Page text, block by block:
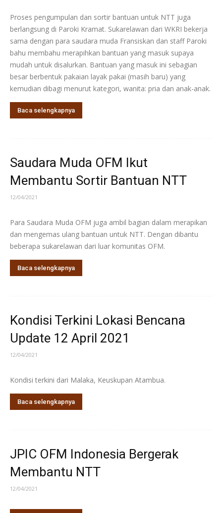
Proses pengumpulan dan sortir bantuan untuk NTT juga
berlangsung di Paroki Kramat. Sukarelawan dari WKRI bekerja
sama dengan para saudara muda Fransiskan dan staff Paroki
bahu membahu merapihkan bantuan yang masuk supaya
mudah untuk disalurkan. Bantuan yang masuk ini sebagian
besar berbentuk pakaian layak pakai (masih baru) yang
kemudian dibagi menurut kategori, wanita: pria dan anak-anak.
Baca selengkapnya
Saudara Muda OFM Ikut
Membantu Sortir Bantuan NTT
12/04/2021
Para Saudara Muda OFM juga ambil bagian dalam merapikan
dan mengemas ulang bantuan untuk NTT. Dengan dibantu
beberapa sukarelawan dari luar komunitas OFM.
Baca selengkapnya
Kondisi Terkini Lokasi Bencana
Update 12 April 2021
12/04/2021
Kondisi terkini dari Malaka, Keuskupan Atambua.
Baca selengkapnya
JPIC OFM Indonesia Bergerak
Membantu NTT
12/04/2021